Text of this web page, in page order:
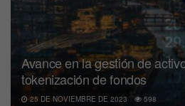
Avance en la gestión de
tokenización de fondos
25 DE NOVIEMBRE DE 2023 598